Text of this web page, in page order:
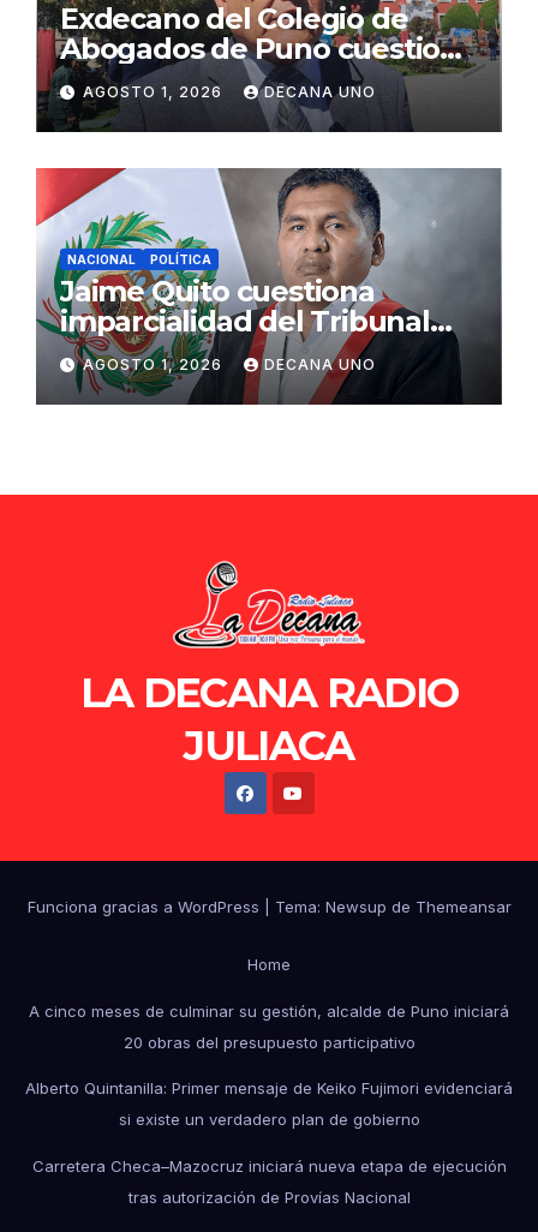
Exdecano del Colegio de
Abogados de Puno cuestiona
propuestas sobre seguridad
ciudadana
AGOSTO 1, 2026 DECANA UNO
NACIONAL POLÍTICA
Jaime Quito cuestiona
imparcialidad del Tribunal
Constitucional tras liberación
de Ollanta Humala
AGOSTO 1, 2026 DECANA UNO
LA DECANA RADIO
JULIACA
Funciona gracias a WordPress Tema: Newsup de Themeansar
Home
A cinco meses de culminar su gestión, alcalde de Puno iniciará
20 obras del presupuesto participativo
Alberto Quintanilla: Primer mensaje de Keiko Fujimori evidenciará
si existe un verdadero plan de gobierno
Carretera Checa–Mazocruz iniciará nueva etapa de ejecución
tras autorización de Provías Nacional